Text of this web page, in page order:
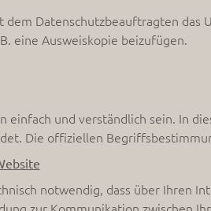
Datenschutzbeauftragten das
eine Ausweiskopie beizufügen.
einfach und verständlich sein. In
Die offiziellen
notwendig, dass über Ihren